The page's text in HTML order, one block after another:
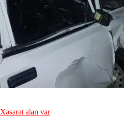
Xəsarət alan var